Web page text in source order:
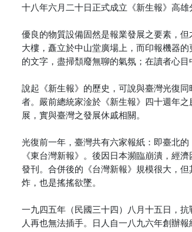
十八年六月二十日正式成立《新生報》高
優良的物質設備固然是報業發展之要素，
大樓，矗立於中山堂廣場上，而印報機器
的文字，盡掃頹廢無聊的氣氛；在讀者心目
說起《新生報》的歷史，可說與臺灣光復
者。嚴前總統家淦於《新生報》四十週年
展，實與臺灣之發展休戚相關。
光復前一年，臺灣共有六家報紙：即臺北
《東台灣新報》。後因日本瀕臨崩潰，經
發刊。合併後的《台灣新報》規模很大，
炸，也是搖搖欲墜。
一九四五年（民國三十四）八月十五日，
人再也無法插手。日人自一八九六年創辦